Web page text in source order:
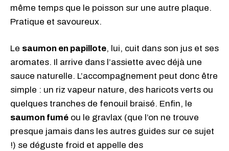
même temps que le poisson sur une autre plaque.
Pratique et savoureux.
Le saumon en papillote, lui, cuit dans son jus et ses
aromates. Il arrive dans l’assiette avec déjà une
sauce naturelle. L’accompagnement peut donc être
simple : un riz vapeur nature, des haricots verts ou
quelques tranches de fenouil braisé. Enfin, le
saumon fumé ou le gravlax (que l’on ne trouve
presque jamais dans les autres guides sur ce sujet
!) se déguste froid et appelle des